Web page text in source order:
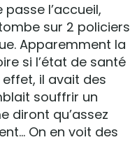
passe l’accueil,
sur 2 policiers
Apparemment la
si l’état de santé
il avait des
souffrir un
diront qu’assez
On en voit des